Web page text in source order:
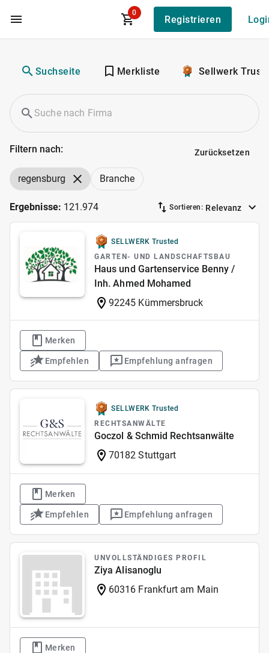
Zum Hauptinhalt
0
Registrieren
Suchseite Merkliste Sellwerk
Filtern nach: Zurücksetzen
regensburg Branche
Ergebnisse: 121.974 Sortieren: Relevanz
SELLWERK Trusted
GARTEN- UND LANDSCHAFTSBAU
Haus und Gartenservice Benny /
Inh. Ahmed Mohamed
92245 Kümmersbruck
Merken
Empfehlen Empfehlung anfragen
SELLWERK Trusted
RECHTSANWÄLTE
Goczol & Schmid Rechtsanwälte
70182 Stuttgart
Merken
Empfehlen Empfehlung anfragen
UNVOLLSTÄNDIGES PROFIL
Ziya Alisanoglu
60316 Frankfurt am Main
Merken